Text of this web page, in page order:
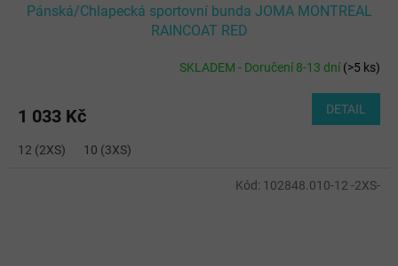
Pánská/Chlapecká sportovní bunda JOMA MONTREAL
RAINCOAT RED
SKLADEM - Doručení 8-13 dní(>5 ks)
1 033 Kč DETAIL
12 (2XS) 10 (3XS)
Kód: 102848.010-12 -2XS-